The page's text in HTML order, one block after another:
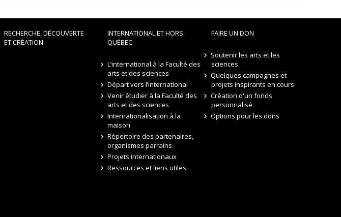
RECHERCHE, DÉCOUVERTE
ET CRÉATION
INTERNATIONAL ET HORS
QUÉBEC
L’international à la Faculté des
arts et des sciences
Départ vers l’international
Venir étudier à la Faculté des
arts et des sciences
Internationalisation à la
maison
Répertoire des partenaires,
organismes parrains
Projets internationaux
Ressources et liens utiles
FAIRE UN DON
Soutenir les arts et les
sciences
Quelques campagnes et
projets inspirants en cours
Création d'un fonds
personnalisé
Options pour les dons